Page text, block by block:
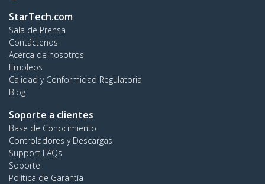
StarTech.com
Sala de Prensa
Contáctenos
Acerca de nosotros
Empleos
Calidad y Conformidad Regulatoria
Blog
Soporte a clientes
Base de Conocimiento
Controladores y Descargas
Support FAQs
Soporte
Política de Garantía